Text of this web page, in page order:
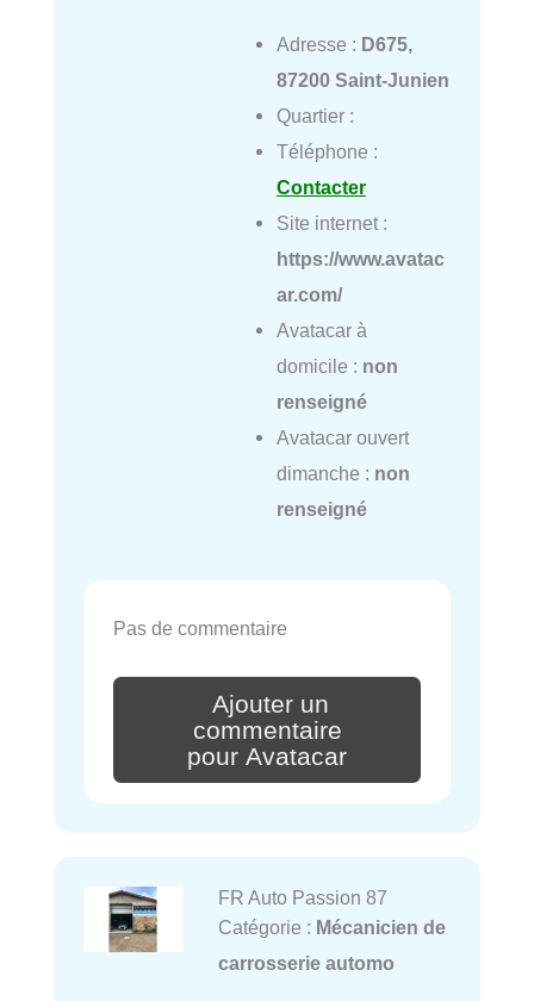
Adresse : D675,
87200 Saint-Junien
Quartier :
Téléphone :
Contacter
Site internet :
https://www.avatac
ar.com/
Avatacar à
domicile : non
renseigné
Avatacar ouvert
dimanche : non
renseigné
Pas de commentaire
Ajouter un
commentaire
pour Avatacar
FR Auto Passion 87
Catégorie : Mécanicien de
carrosserie automo